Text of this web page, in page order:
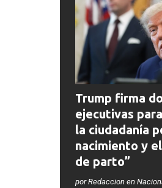
Trump firma
ejecutivas
la ciudadanía
nacimiento y
de parto”
por Redaccion en